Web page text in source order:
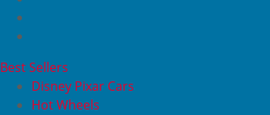
Best Sellers
Disney Pixar Cars
Hot Wheels